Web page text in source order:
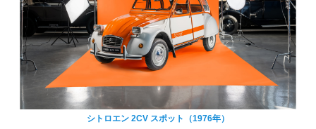
シトロエン 2CV スポット（1976年）